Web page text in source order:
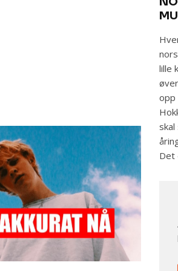
lille
opp
Det